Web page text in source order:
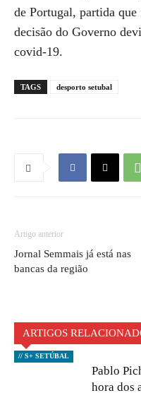
de Portugal, partida
decisão do Governo
covid-19.
TAGS desporto setubal
Artigo anterior
Jornal Semmais já está nas
bancas da região
ARTIGOS
// S+ SETÚBAL
Pablo
hora dos